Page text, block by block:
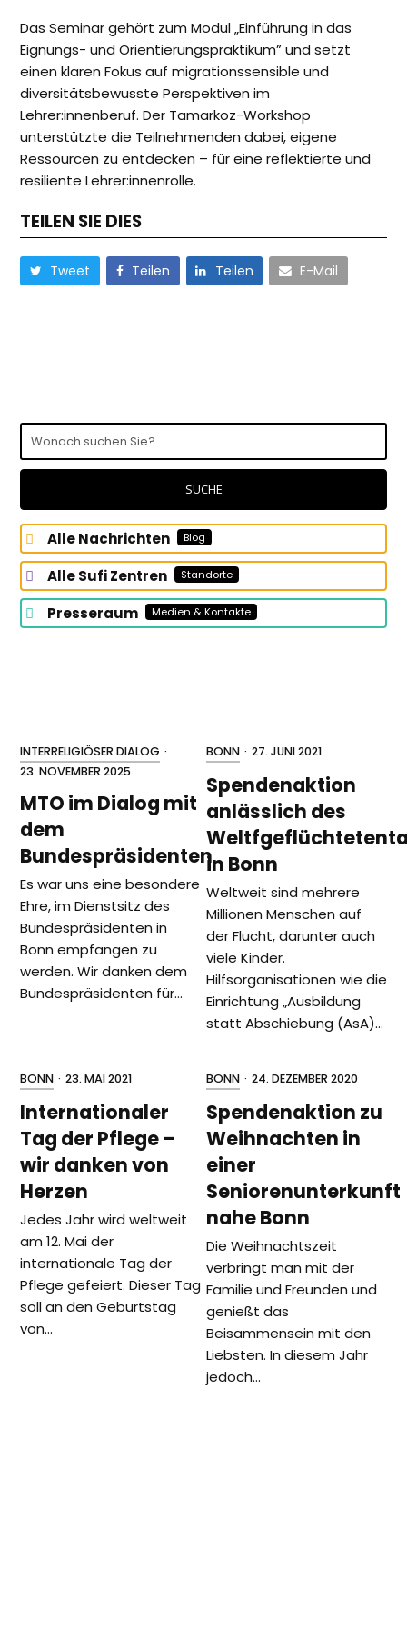
Das Seminar gehört zum Modul „Einführung in das
Eignungs- und Orientierungspraktikum” und setzt
einen klaren Fokus auf migrationssensible und
diversitätsbewusste Perspektiven im
Lehrer:innenberuf. Der Tamarkoz-Workshop
unterstützte die Teilnehmenden dabei, eigene
Ressourcen zu entdecken – für eine reflektierte und
resiliente Lehrer:innenrolle.
TEILEN SIE DIES
Tweet Teilen Teilen E-Mail
suchen
Sie?
SUCHE
Alle Nachrichten Blog
Alle Sufi Zentren Standorte
Presseraum Medien & Kontakte
INTERRELIGIÖSER DIALOG ·
23. NOVEMBER 2025
MTO im Dialog mit
dem
Bundespräsidenten
Es war uns eine besondere
Ehre, im Dienstsitz des
Bundespräsidenten in
Bonn empfangen zu
werden. Wir danken dem
Bundespräsidenten für…
BONN · 27. JUNI 2021
Spendenaktion
anlässlich des
in Bonn
Weltweit sind mehrere
Millionen Menschen auf
der Flucht, darunter auch
viele Kinder.
Hilfsorganisationen wie die
Einrichtung „Ausbildung
statt Abschiebung (AsA)…
BONN · 23. MAI 2021
Internationaler
Tag der Pflege –
wir danken von
Herzen
Jedes Jahr wird weltweit
am 12. Mai der
internationale Tag der
Pflege gefeiert. Dieser Tag
soll an den Geburtstag
von…
BONN · 24. DEZEMBER 2020
Spendenaktion zu
Weihnachten in
einer
Seniorenunterkunft
nahe Bonn
Die Weihnachtszeit
verbringt man mit der
Familie und Freunden und
genießt das
Beisammensein mit den
Liebsten. In diesem Jahr
jedoch…